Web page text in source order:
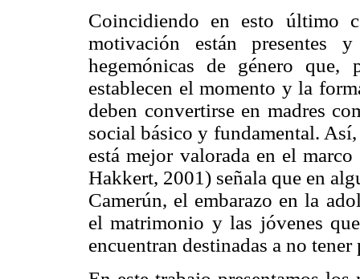
Coincidiendo en esto último
motivación están presentes
hegemónicas de género que,
establecen el momento y la
deben convertirse en madres
social básico y fundamental.
está mejor valorada en el
Hakkert, 2001) señala que en
Camerún, el embarazo en la
el matrimonio y las jóvenes
encuentran destinadas a no tener